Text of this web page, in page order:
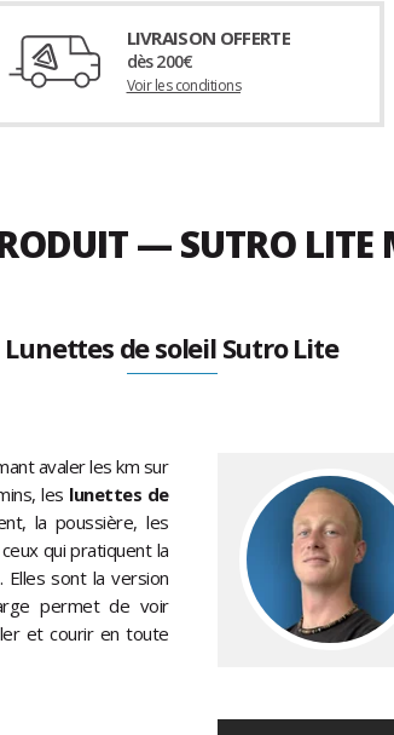
LIVRAISON OFFERTE
dès 200€
Voir les conditions
— SUTRO
Lunettes de soleil Sutro Lite
avaler les km sur
les lunettes de
la poussière, les
qui pratiquent la
sont la version
permet de voir
et courir en toute